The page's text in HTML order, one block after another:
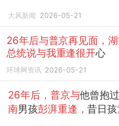
具可能不舍得用
大风新闻 2026-05-21
26年后与普京再见面，
总统说与我重逢很开心
环球网资讯 2026-05-21
26年后，普京与他曾抱
南男孩彭湃重逢，昔日孩